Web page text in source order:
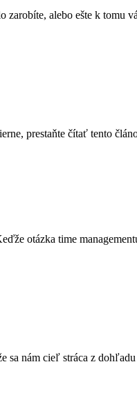
alebo ešte k tomu
prestaňte čítať tento
otázka time
sa nám cieľ stráca z